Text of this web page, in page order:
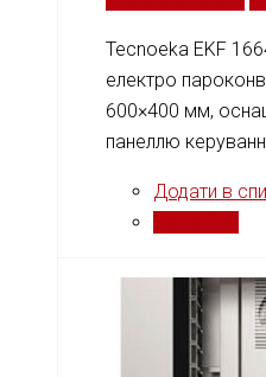
Tecnoeka EKF
електро
600×400 мм,
панеллю
Додати в